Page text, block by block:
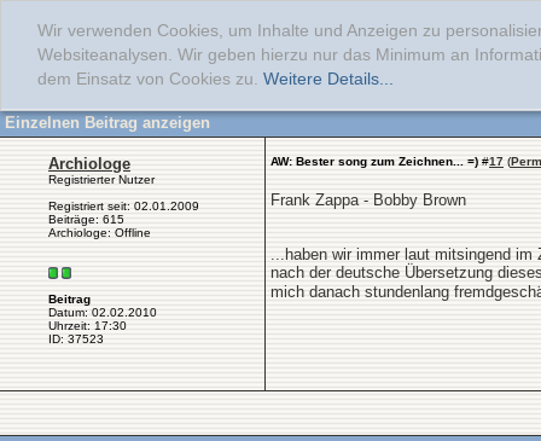
Wir verwenden Cookies, um Inhalte und Anzeigen zu
Websiteanalysen. Wir geben hierzu nur das Minimum an
dem Einsatz von Cookies zu. Weitere Details...
Einzelnen Beitrag anzeigen
Archiologe
Registrierter Nutzer
Registriert seit: 02.01.2009
Beiträge: 615
Archiologe: Offline
Beitrag
Datum: 02.02.2010
Uhrzeit: 17:30
ID: 37523
AW: Bester song zum Zeichnen... =) #17 (
Frank Zappa - Bobby Brown
...haben wir immer laut mitsingend
nach der deutsche Übersetzung
mich danach stundenlang